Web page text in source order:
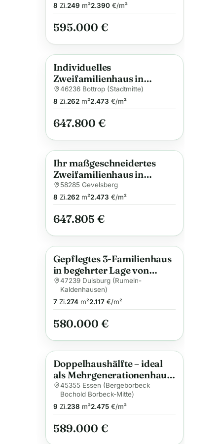
8 Zi.249 m²2.390€/m²
595.000 €
Neu Anzeige
Individuelles
Zweifamilienhaus in
Bottrop – Flexibel geplant
und nachhaltig gebaut für
Ihre Zukunft
46236 Bottrop (Stadtmitte)
8 Zi.262m²2.473 €/m²
647.800 €
Neu Anzeige
Ihr maßgeschneidertes
Zweifamilienhaus in
Gevelsberg – Flexibilität
trifft Komfort auf 262 m²
Wohnfläche
58285 Gevelsberg
8 Zi.262m²2.473 €/m²
647.805 €
Anzeige
Gepflegtes 3-Familienhaus
in begehrter Lage von
Duisburg
47239 Duisburg (Rumeln-
Kaldenhausen)
7Zi.274m²2.117€/m²
580.000 €
Anzeige
Doppelhaushälfte – ideal
als Mehrgenerationenhaus
– mit Balkon und Garten in
begehrter Wohnlage
45355 Essen (Bergeborbeck
Bochold Borbeck-Mitte)
9 Zi.238 m²2.475€/m²
589.000 €